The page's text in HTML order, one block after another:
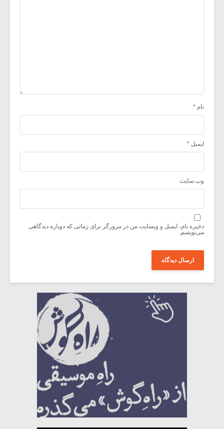
نام *
ایمیل *
وب‌ سایت
ذخیره نام، ایمیل و وبسایت من در مرورگر برای زمانی که دوباره دیدگاهی
می‌نویسم.